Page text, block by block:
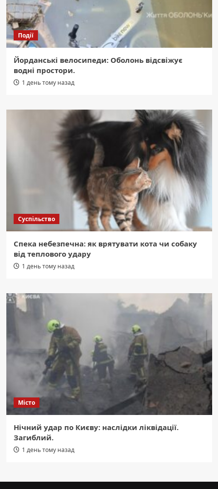
Події
Йорданські велосипеди: Оболонь відсвіжує
водні простори.
1 день тому назад
Суспільство
Спека небезпечна: як врятувати кота чи собаку
від теплового удару
1 день тому назад
Місто
Нічний удар по Києву: наслідки ліквідації.
Загиблий.
1 день тому назад